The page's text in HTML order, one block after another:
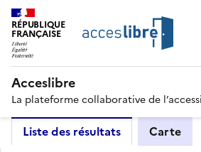
RÉPUBLIQUE
FRANÇAISE
Acceslibre
La plateforme collaborative de
Liste des résultats Carte